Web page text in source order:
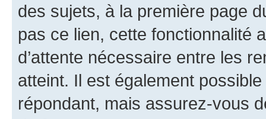
des sujets, à la première page
pas ce lien, cette fonctionnalité
d’attente nécessaire entre les
atteint. Il est également
répondant, mais assurez-vous